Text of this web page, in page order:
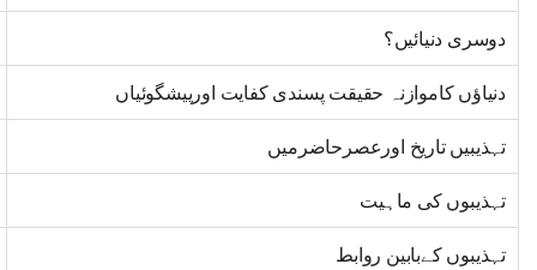
دوسری دنیائیں؟
دنیاؤں کاموازنہ حقیقت پسندی کفایت اورپیشگوئیاں
تہذیبیں تاریخ اورعصرحاضرمیں
تہذیبوں کی ماہیت
تہذیبوں کےبابین روابط